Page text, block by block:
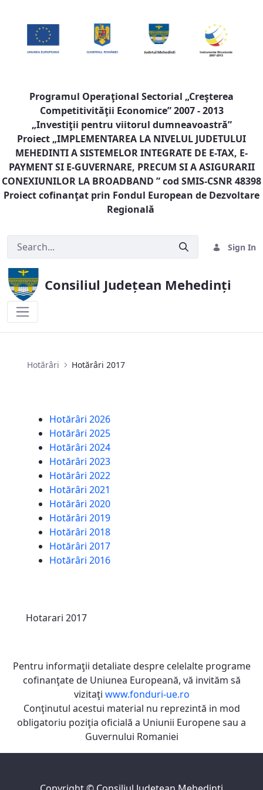
Programul Operaţional Sectorial „Creşterea
Competitivităţii Economice” 2007 - 2013
„Investiţii pentru viitorul dumneavoastră”
Proiect „IMPLEMENTAREA LA NIVELUL JUDETULUI
MEHEDINTI A SISTEMELOR INTEGRATE DE E-TAX, E-
PAYMENT SI E-GUVERNARE, PRECUM SI A ASIGURARII
CONEXIUNILOR LA BROADBAND ” cod SMIS-CSNR 48398
Proiect cofinanţat prin Fondul European de Dezvoltare
Regională
Sign In
Consiliul Județean Mehedinți
Hotărâri Hotărâri 2017
Hotărâri 2026
Hotărâri 2025
Hotărâri 2024
Hotărâri 2023
Hotărâri 2022
Hotărâri 2021
Hotărâri 2020
Hotărâri 2019
Hotărâri 2018
Hotărâri 2017
Hotărâri 2016
Hotarari 2017
Pentru informaţii detaliate despre celelalte programe
cofinanţate de Uniunea Europeană, vă invităm să
vizitaţi www.fonduri-ue.ro
Conţinutul acestui material nu reprezintă in mod
obligatoriu poziţia oficială a Uniunii Europene sau a
Guvernului Romaniei